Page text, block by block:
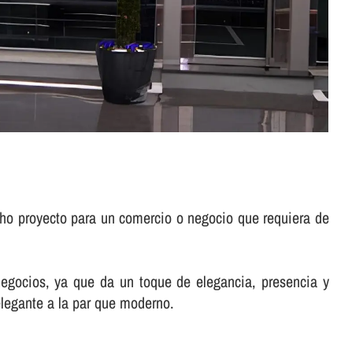
proyecto para un comercio o negocio que requiera de
ya que da un toque de elegancia, presencia y
a la par que moderno.